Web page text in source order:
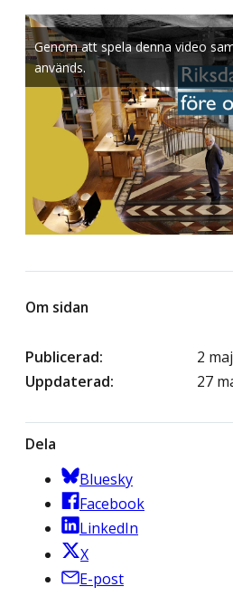
Genom att spela denna video
används.
Om sidan
Publicerad
2
Uppdaterad
27
Dela
Bluesky
Facebook
LinkedIn
X
E-post